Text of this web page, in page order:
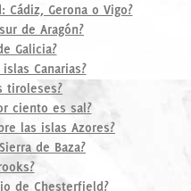
Gerona o Vigo?
de Aragón?
Galicia?
Canarias?
tiroleses?
ciento es sal?
las islas Azores?
de Baza?
de Chesterfield?